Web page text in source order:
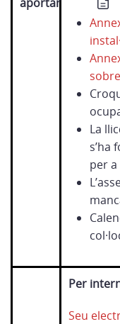
La
s’ha
per a
Per
Seu